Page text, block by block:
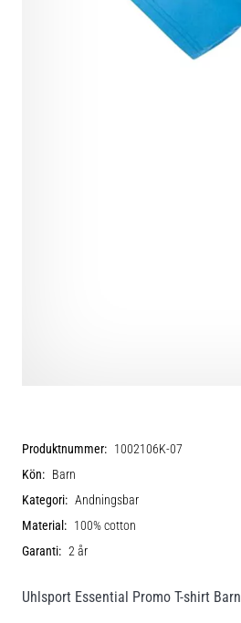
Produktnummer: 1002106K-07
Kön: Barn
Kategori: Andningsbar
Material: 100% cotton
Garanti: 2 år
Uhlsport Essential Promo T-shirt Barn